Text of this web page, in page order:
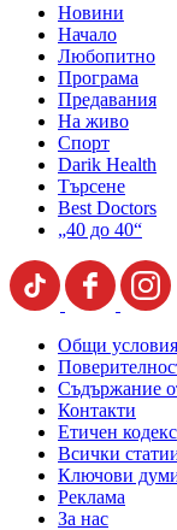
Новини
Начало
Любопитно
Програма
Предавания
На живо
Спорт
Darik Health
Търсене
Best Doctors
„40 до 40“
Общи условия
Съдържание
Контакти
Етичен кодекс
Всички
Ключови
Реклама
За нас